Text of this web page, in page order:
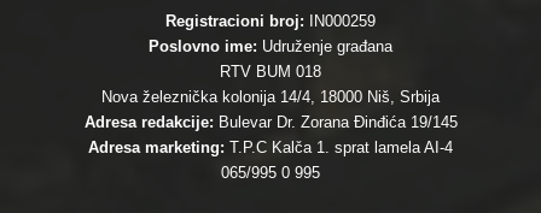
Registracioni broj:
IN000259
Poslovno ime: Udruženje građana
RTV BUM 018
Nova železnička kolonija 14/4, 18000 Niš, Srbija
Adresa redakcije: Bulevar Dr. Zorana Đinđića 19/145
Adresa marketing: T.P.C Kalča 1. sprat lamela AI-4
065/995 0 995